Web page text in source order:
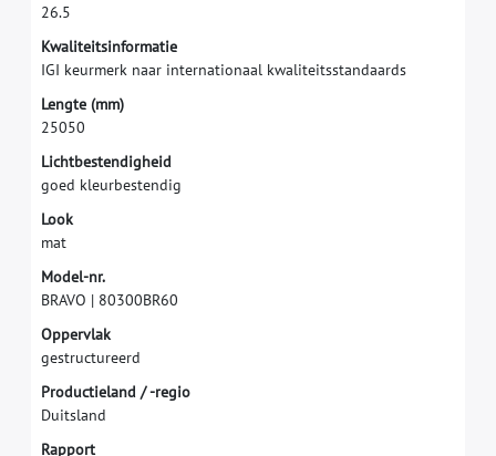
26.5
Kwaliteitsinformatie
IGI keurmerk naar internationaal kwaliteitsstandaards
Lengte (mm)
25050
Lichtbestendigheid
goed kleurbestendig
Look
mat
Model-nr.
BRAVO | 80300BR60
Oppervlak
gestructureerd
Productieland /-regio
Duitsland
Rapport